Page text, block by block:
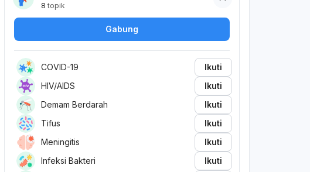
8 topik
Gabung
COVID-19
Ikuti
HIV/AIDS
Ikuti
Demam Berdarah
Ikuti
Tifus
Ikuti
Meningitis
Ikuti
Infeksi Bakteri
Ikuti